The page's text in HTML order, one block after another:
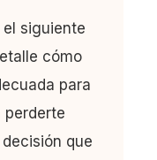
el siguiente
cómo
para
perderte
que